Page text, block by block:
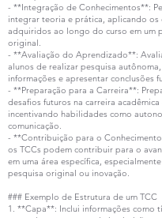
- **Integração de Conhecimentos**:
integrar teoria e prática, aplicando os
adquiridos ao longo do curso em um
original.
- **Avaliação do Aprendizado**:
alunos de realizar pesquisa
informações e apresentar conclusões
- **Preparação para a Carreira**:
desafios futuros na carreira
incentivando habilidades como
comunicação.
- **Contribuição para o
os TCCs podem contribuir para o
em uma área específica,
pesquisa original ou inovação.
### Exemplo de Estrutura de um TCC
1. **Capa**: Inclui informações como